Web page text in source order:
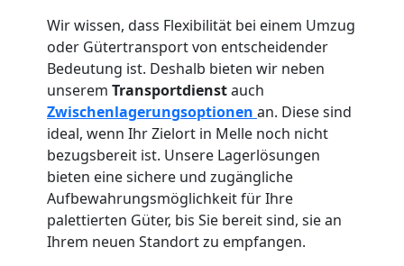
Wir wissen, dass Flexibilität bei einem Umzug
oder Gütertransport von entscheidender
Bedeutung ist. Deshalb bieten wir neben
unserem Transportdienstauch
Zwischenlagerungsoptionen an. Diese sind
ideal, wenn Ihr Zielort in Melle noch nicht
bezugsbereit ist. Unsere Lagerlösungen
bieten eine sichere und zugängliche
Aufbewahrungsmöglichkeit für Ihre
palettierten Güter, bis Sie bereit sind, sie an
Ihrem neuen Standort zu empfangen.